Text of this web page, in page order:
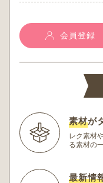
会員登録
素材が
レク素材
る素材の
最新情